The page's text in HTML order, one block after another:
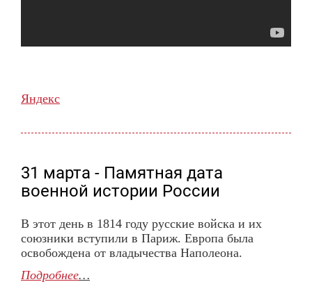
Яндекс
31 марта - Памятная дата
военной истории России
В этот день в 1814 году русские войска и их
союзники вступили в Париж. Европа была
освобождена от владычества Наполеона.
Подробнее…